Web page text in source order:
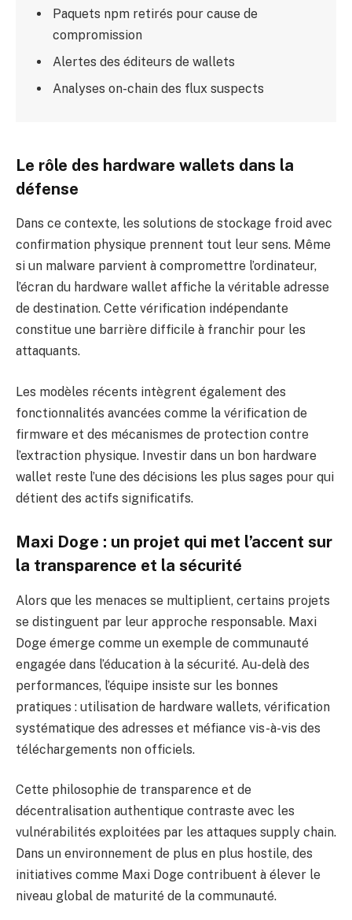
Paquets npm retirés pour cause de
compromission
Alertes des éditeurs de wallets
Analyses on-chain des flux suspects
Le rôle des hardware wallets dans la
défense
Dans ce contexte, les solutions de stockage froid avec
confirmation physique prennent tout leur sens. Même
si un malware parvient à compromettre l’ordinateur,
l’écran du hardware wallet affiche la véritable adresse
de destination. Cette vérification indépendante
constitue une barrière difficile à franchir pour les
attaquants.
Les modèles récents intègrent également des
fonctionnalités avancées comme la vérification de
firmware et des mécanismes de protection contre
l’extraction physique. Investir dans un bon hardware
wallet reste l’une des décisions les plus sages pour qui
détient des actifs significatifs.
Maxi Doge : un projet qui met l’accent sur
la transparence et la sécurité
Alors que les menaces se multiplient, certains projets
se distinguent par leur approche responsable. Maxi
Doge émerge comme un exemple de communauté
engagée dans l’éducation à la sécurité. Au-delà des
performances, l’équipe insiste sur les bonnes
pratiques : utilisation de hardware wallets, vérification
systématique des adresses et méfiance vis-à-vis des
téléchargements non officiels.
Cette philosophie de transparence et de
décentralisation authentique contraste avec les
vulnérabilités exploitées par les attaques supply chain.
Dans un environnement de plus en plus hostile, des
initiatives comme Maxi Doge contribuent à élever le
niveau global de maturité de la communauté.